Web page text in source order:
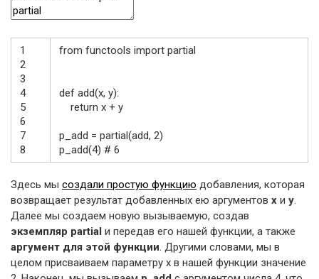
1
2
3
4
5
6
7
8
from functools import partial
def add(x, y):
return x + y
p_add = partial(add, 2)
p_add(4) # 6
Здесь мы создали простую функцию добавления, которая
возвращает результат добавленных ею аргументов x и y.
Далее мы создаем новую вызываемую, создав
экземпляр partial и передав его нашей функции, а также
аргумент для этой функции. Другими словами, мы в
целом присваиваем параметру х в нашей функции значение